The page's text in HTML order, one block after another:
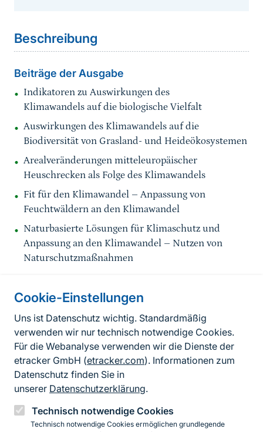
Cookie-Einstellungen
Uns ist Datenschutz wichtig. Standardmäßig
verwenden wir nur technisch notwendige Cookies.
Für die Webanalyse verwenden wir die Dienste der
etracker GmbH (etracker.com). Informationen zum
Datenschutz finden Sie in
unserer Datenschutzerklärung.
Technisch notwendige Cookies
Technisch notwendige Cookies ermöglichen grundlegende
Beschreibung
Beiträge der Ausgabe
Indikatoren zu Auswirkungen des
Klimawandels auf die biologische Vielfalt
Auswirkungen des Klimawandels auf die
Biodiversität von Grasland- und Heideökosystemen
Arealveränderungen mitteleuropäischer
Heuschrecken als Folge des Klimawandels
Fit für den Klimawandel – Anpassung von
Feuchtwäldern an den Klimawandel
Naturbasierte Lösungen für Klimaschutz und
Anpassung an den Klimawandel – Nutzen von
Naturschutzmaßnahmen
Informationen zur Seite
FußzeileKontakt zum BfN
Kontaktformular
Erklärung zur Barrierefreiheit
Impressum